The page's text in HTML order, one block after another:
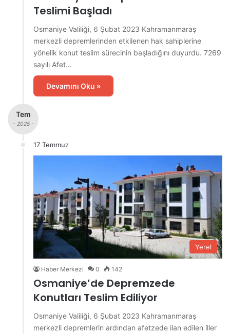
Teslimi Başladı
Osmaniye Valiliği, 6 Şubat 2023 Kahramanmaraş
merkezli depremlerinden etkilenen hak sahiplerine
yönelik konut teslim sürecinin başladığını duyurdu. 7269
sayılı Afet…
Devamını Oku »
Tem
- 2025 -
17 Temmuz
Yerel
Haber Merkezi 0 142
Osmaniye’de Depremzede
Konutları Teslim Ediliyor
Osmaniye Valiliği, 6 Şubat 2023 Kahramanmaraş
merkezli depremlerin ardından afetzede ilan edilen iller